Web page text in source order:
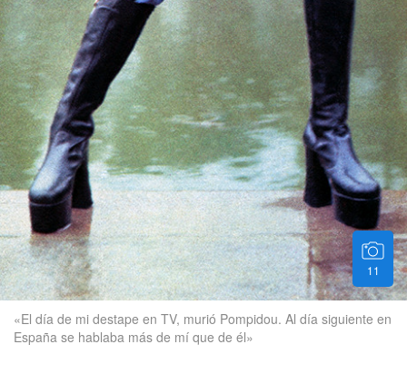
11
«El día de mi destape en TV, murió Pompidou. Al día siguiente en
España se hablaba más de mí que de él»